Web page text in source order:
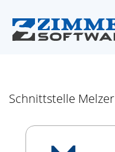
Schnittstelle Melzer